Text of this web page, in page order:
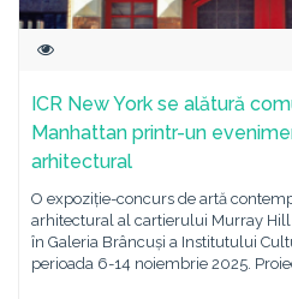
ICR New York se alătură
Manhattan printr-un
arhitectural
O expoziție-concurs de artă
arhitectural al cartierului Murray
în Galeria Brâncuși a Institutului
perioada 6-14 noiembrie 2025.